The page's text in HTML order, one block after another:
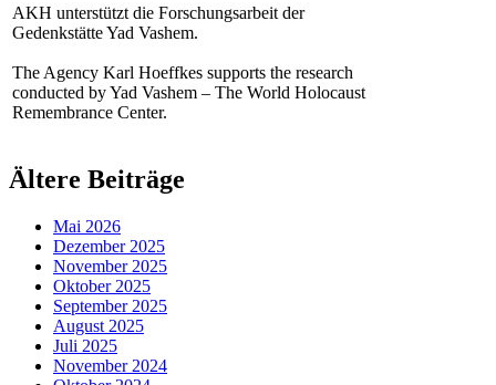
AKH unterstützt die Forschungsarbeit der
Gedenkstätte Yad Vashem.
The Agency Karl Hoeffkes supports the research
conducted by Yad Vashem – The World Holocaust
Remembrance Center.
Ältere Beiträge
Mai 2026
Dezember 2025
November 2025
Oktober 2025
September 2025
August 2025
Juli 2025
November 2024